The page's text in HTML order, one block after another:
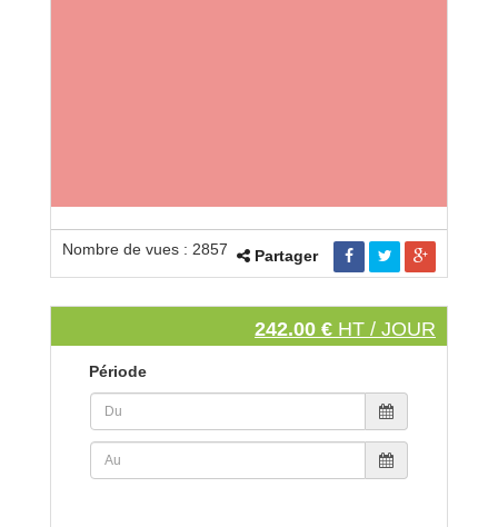
Nombre de vues : 2857 Partager
242.00 € HT / JOUR
Période